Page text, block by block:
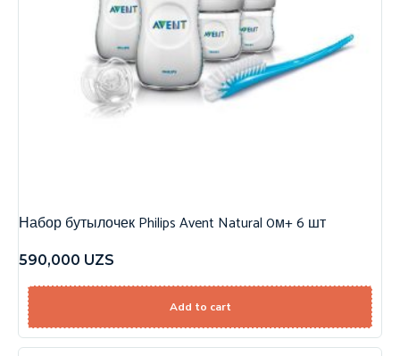
Набор бутылочек Philips Avent Natural 0м+ 6 шт
590,000 UZS
Add to cart